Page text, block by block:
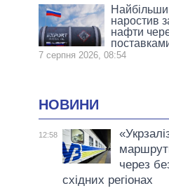
наростив
нафти
7 серпня 2026, 08:54
НОВИНИ
12:58
через
східних регіонах